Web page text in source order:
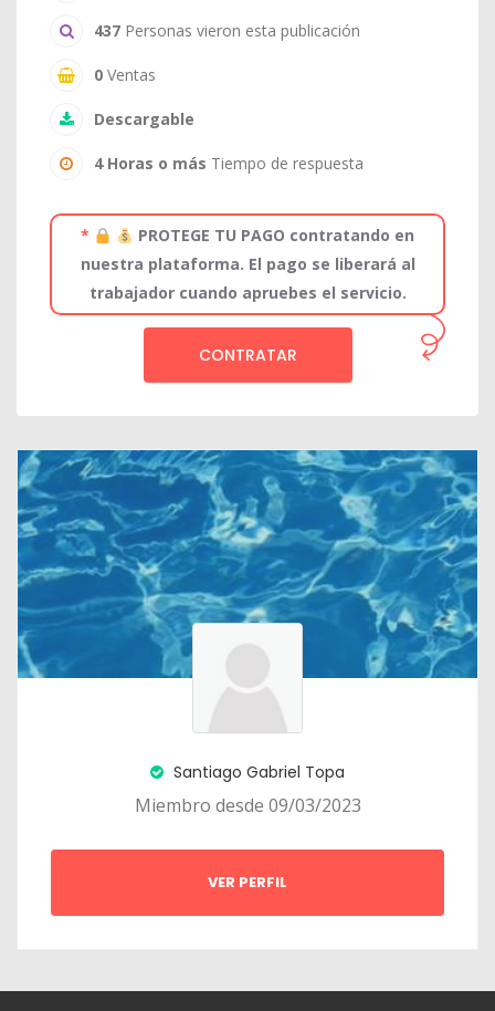
437 Personas vieron esta publicación
0 Ventas
Descargable
4 Horas o más Tiempo de respuesta
*
PROTEGE TU PAGO contratando en
nuestra plataforma. El pago se liberará al
trabajador cuando apruebes el servicio.
CONTRATAR
Santiago Gabriel Topa
Miembro desde 09/03/2023
VER PERFIL